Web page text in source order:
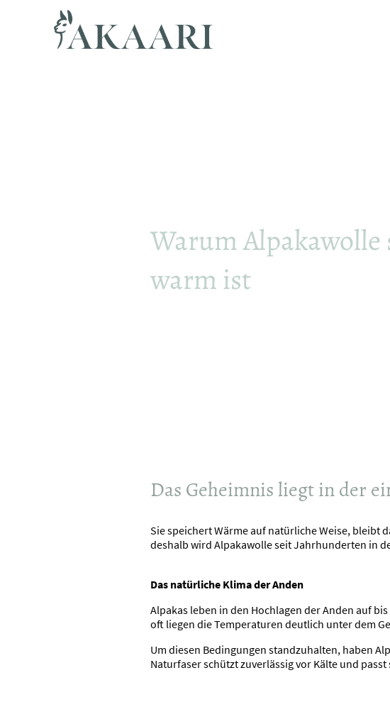
Warum Alpakawolle
warm ist
Das Geheimnis liegt in der
Sie speichert Wärme auf natürliche Weise, bleibt
deshalb wird Alpakawolle seit Jahrhunderten in
Das natürliche Klima der Anden
Alpakas leben in den Hochlagen der Anden auf
oft liegen die Temperaturen deutlich unter dem
Um diesen Bedingungen standzuhalten, haben
Naturfaser schützt zuverlässig vor Kälte und